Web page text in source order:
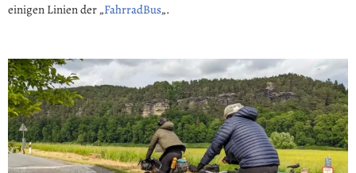
einigen Linien der „FahrradBus„.